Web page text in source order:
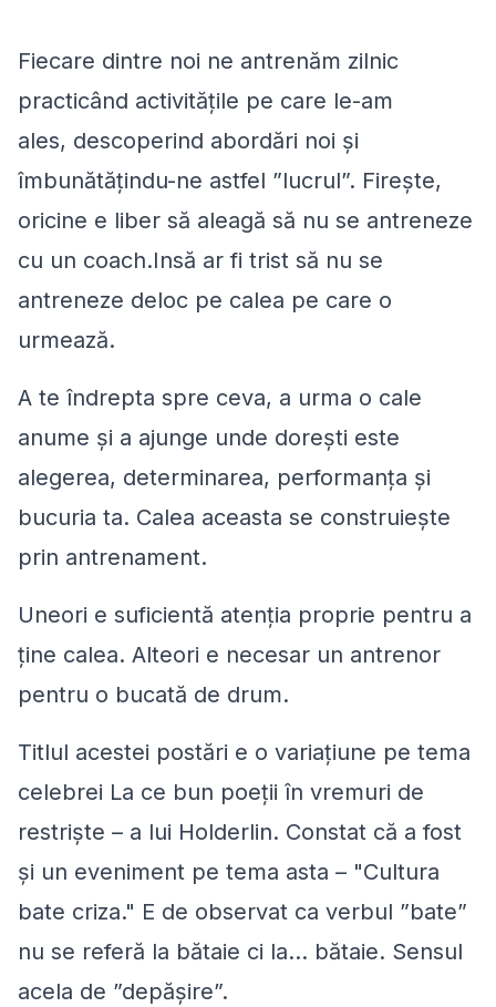
Fiecare dintre noi ne antrenăm zilnic
practicând activităţile pe care le-am
ales, descoperind abordări noi şi
îmbunătăţindu-ne astfel ”lucrul”. Fireşte,
oricine e liber să aleagă să nu se antreneze
cu un coach.Insă ar fi trist să nu se
antreneze deloc pe calea pe care o
urmează.
A te îndrepta spre ceva, a urma o cale
anume şi a ajunge unde doreşti este
alegerea, determinarea, performanţa şi
bucuria ta. Calea aceasta se construieşte
prin antrenament.
Uneori e suficientă atenţia proprie pentru a
ţine calea. Alteori e necesar un antrenor
pentru o bucată de drum.
Titlul acestei postări e o variaţiune pe tema
celebrei La ce bun poeţii în vremuri de
restrişte – a lui Holderlin. Constat că a fost
şi un eveniment pe tema asta – "Cultura
bate criza." E de observat ca verbul ”bate”
nu se referă la bătaie ci la... bătaie. Sensul
acela de ”depăşire”.